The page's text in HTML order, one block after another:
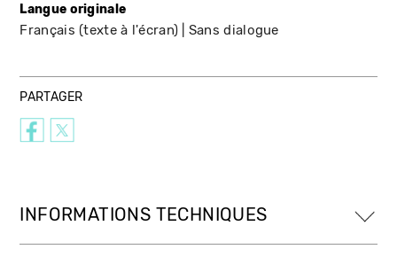
Langue originale
Français (texte à l'écran) Sans dialogue
PARTAGER
INFORMATIONS TECHNIQUES